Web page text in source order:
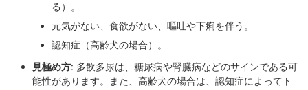
る）。
元気がない、食欲がない、嘔吐や下痢を伴う。
認知症（高齢犬の場合）。
見極め方: 多飲多尿は、糖尿病や腎臓病などのサインである可
能性があります。また、高齢犬の場合は、認知症によってト